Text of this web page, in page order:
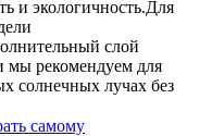
и экологичность.Для
слой
мы рекомендуем для
солнечных лучах без
самому